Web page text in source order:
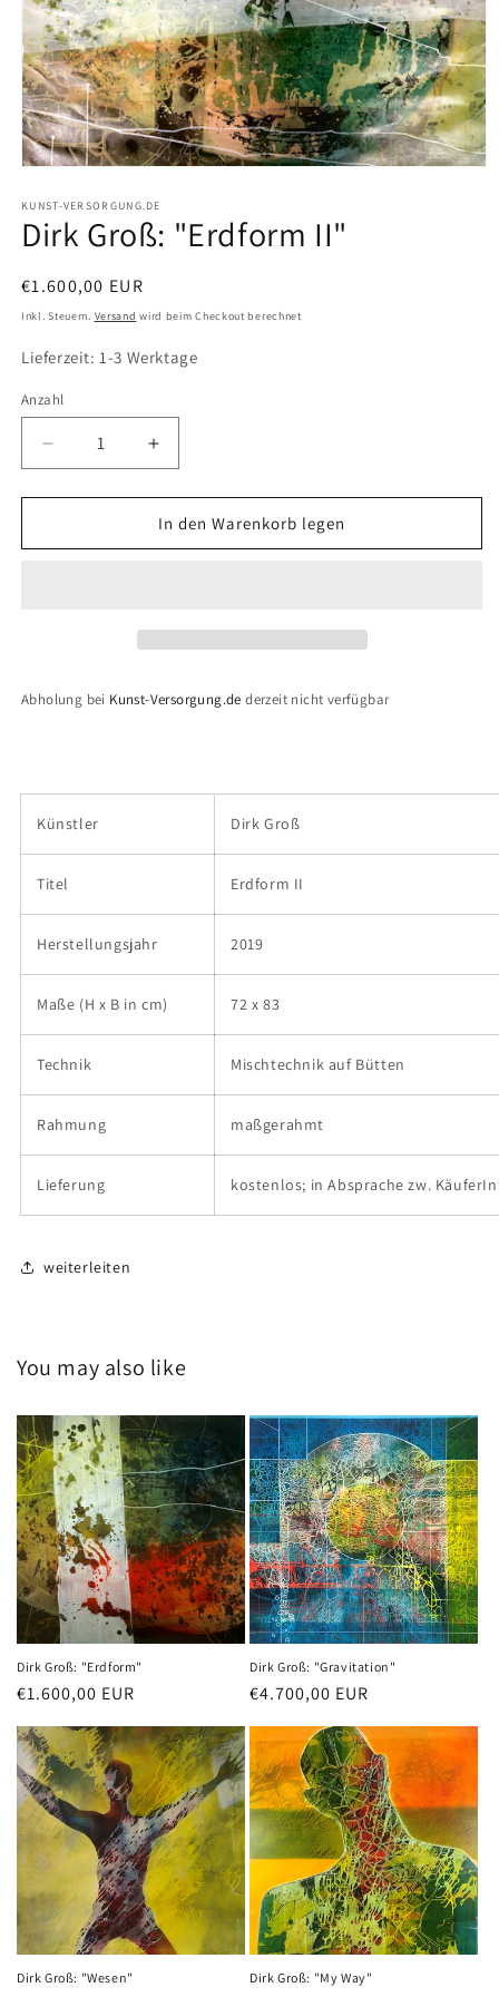
in
Modal
öffnen
KUNST-VERSORGUNG.DE
Dirk Groß: "Erdform II"
Normaler
Preis
€1.600,00 EUR
Inkl. Steuern. Versand wird beim Checkout berechnet
Lieferzeit: 1-3 Werktage
Anzahl
Verringere
die
Menge
Dirk
Erhöhe
die
Menge
für
Dirk
In den Warenkorb legen
Abholung bei Kunst-Versorgung.de derzeit nicht verfügbar
Künstler Dirk Groß
Titel Erdform II
Herstellungsjahr 2019
Maße (H x B in cm) 72 x 83
Technik Mischtechnik auf Bütten
Rahmung maßgerahmt
Lieferung kostenlos; in Absprache zw.
weiterleiten
You may also like
Dirk Groß: "Erdform"
Normaler
Preis
€1.600,00 EUR
Dirk Groß: "Gravitation"
Normaler
Preis
€4.700,00 EUR
Dirk Groß: "Wesen" Dirk Groß: "My Way"